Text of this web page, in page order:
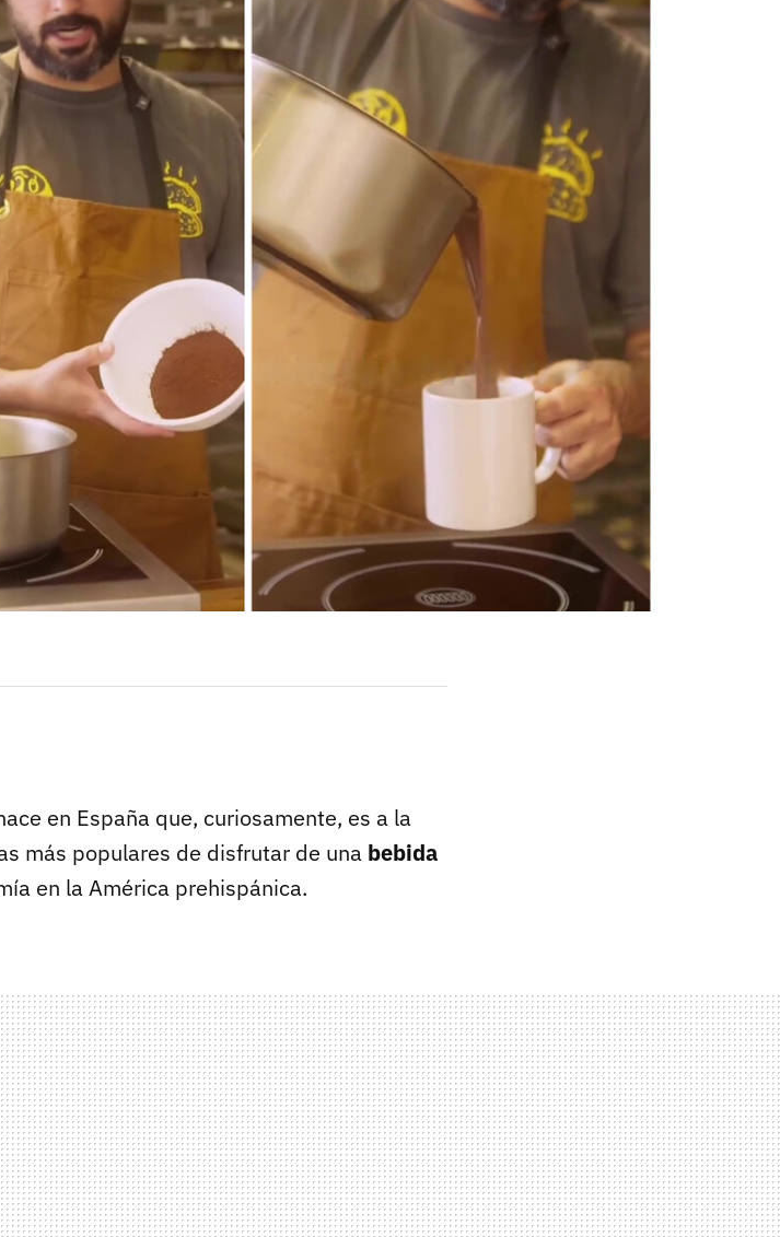
en España que, curiosamente, es a la
más populares de disfrutar de una bebida
en la América prehispánica.